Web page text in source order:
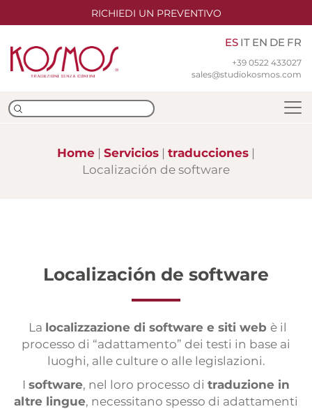
RICHIEDI UN PREVENTIVO
+39 0522 433027
sales@studiokosmos.com
ES IT EN DE FR
Interpretación a distancia
Locuciones
Subtitulación
Home Servicios
traducciones
Localización de software
Localización de software
La localizzazione di software e siti web è il
processo di “adattamento” dei testi in base ai
luoghi, alle culture o alle legislazioni.
I software, nel loro processo di traduzione in
altre lingue, necessitano spesso di adattamenti